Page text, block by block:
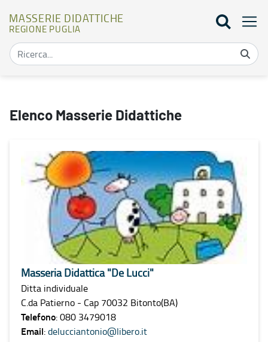
MASSERIE DIDATTICHE
REGIONE PUGLIA
Elenco Masserie Didattiche
Masseria Didattica "De Lucci"
Ditta individuale
C.da Patierno - Cap 70032 Bitonto(BA)
Telefono: 080 3479018
Email:delucciantonio@libero.it